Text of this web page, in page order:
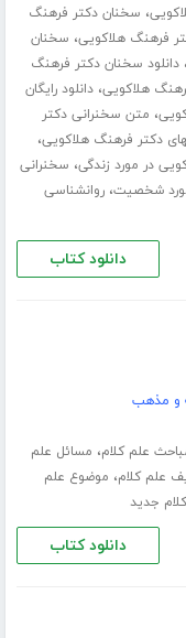
، سخنان دکتر فرهنگ
فرهنگ هلاکویی، سخنان
،دانلود سخنان دکتر فرهنگ
هلاکویی،دانلود رایگان
، متن سخنرانی دکتر
دکتر فرهنگ هلاکویی،
در مورد زندگی، سخنرانی
شخصیت،روانشناسی
دانلود کتاب
و مذهب
علم کلام، مسائل علم
علم کلام، موضوع علم
جدید
دانلود کتاب